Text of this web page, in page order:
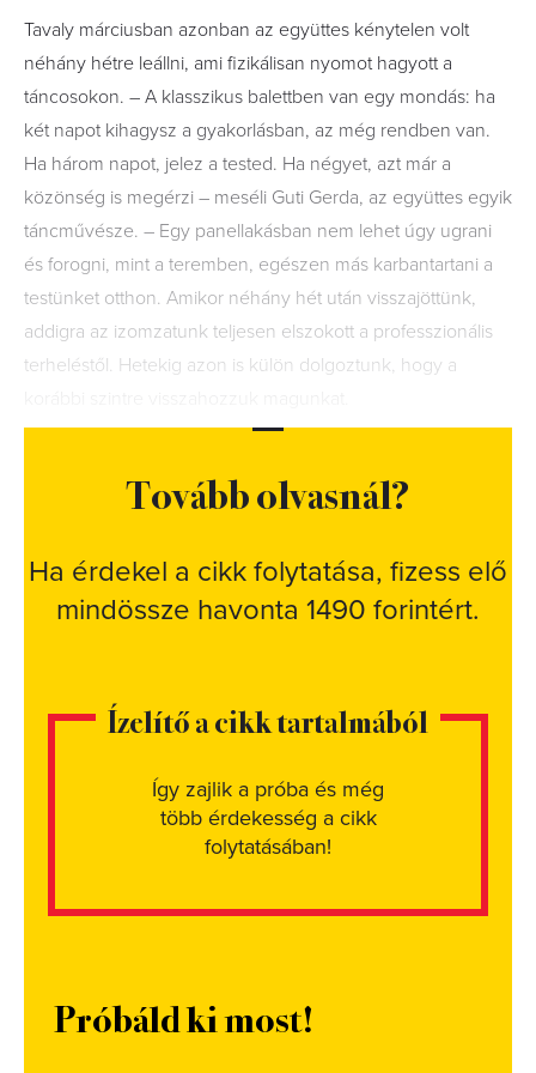
Tavaly márciusban azonban az együttes kénytelen volt
néhány hétre leállni, ami fizikálisan nyomot hagyott a
táncosokon. – A klasszikus balettben van egy mondás: ha
két napot kihagysz a gyakorlásban, az még rendben van.
Ha három napot, jelez a tested. Ha négyet, azt már a
közönség is megérzi – meséli Guti Gerda, az együttes egyik
táncművésze. – Egy panellakásban nem lehet úgy ugrani
és forogni, mint a teremben, egészen más karbantartani a
testünket otthon. Amikor néhány hét után visszajöttünk,
addigra az izomzatunk teljesen elszokott a professzionális
terheléstől. Hetekig azon is külön dolgoztunk, hogy a
Tovább olvasnál?
Ha érdekel a cikk folytatása, fizess elő
mindössze havonta 1490 forintért.
Ízelítő a cikk tartalmából
Így zajlik a próba és még
több érdekesség a cikk
folytatásában!
Próbáld ki most!